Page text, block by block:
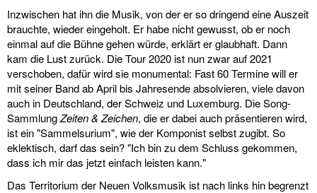
Inzwischen hat ihn die Musik, von der er so dringend eine Auszeit
brauchte, wieder eingeholt. Er habe nicht gewusst, ob er noch
einmal auf die Bühne gehen würde, erklärt er glaubhaft. Dann
kam die Lust zurück. Die Tour 2020 ist nun zwar auf 2021
verschoben, dafür wird sie monumental: Fast 60 Termine will er
mit seiner Band ab April bis Jahresende absolvieren, viele davon
auch in Deutschland, der Schweiz und Luxemburg. Die Song-
SammlungZeiten & Zeichen, die er dabei auch präsentieren wird,
ist ein "Sammelsurium", wie der Komponist selbst zugibt. So
eklektisch, darf das sein? "Ich bin zu dem Schluss gekommen,
dass ich mir das jetzt einfach leisten kann."
Das Territorium der Neuen Volksmusik ist nach links hin begrenzt